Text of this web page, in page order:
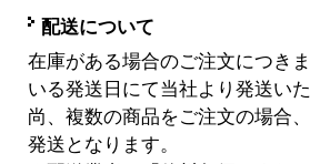
配送について
在庫がある場合のご注文につき
いる発送日にて当社より発送い
尚、複数の商品をご注文の場合
発送となります。